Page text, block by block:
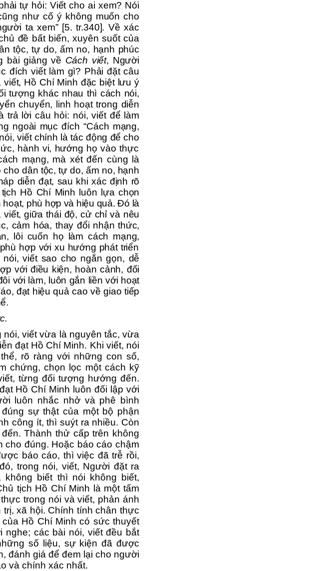
tự hỏi: Viết cho ai xem? Nói
như cố ý không muốn cho
ta xem”[5. tr.340]. Vềxác
đề bất biến, xuyên suốt của
tộc, tự do, ấm no, hạnh phúc
bài giảng về Cách viết, Người
đích viết làm gì? Phải đặt câu
viết, Hồ Chí Minh đặc biệt lưu ý
tượng khác nhau thì cách nói,
chuyển, linh hoạt trong diễn
trả lời câu hỏi: nói, viết để làm
ngoài mục đích “Cách mạng,
viết chính là tác động để cho
hành vi, hướng họ vào thực
mạng, mà xét đến cùng là
dân tộc, tự do, ấm no, hạnh
diễn đạt, sau khi xác định rõ
Hồ Chí Minh luôn lựa chọn
phù hợp và hiệu quả. Đó là
giữa thái độ, cử chỉ và nêu
cảm hóa, thay đổi nhận thức,
, lôi cuốn họ làm cách mạng,
hợp với xu hướng phát triển
viết sao cho ngắn gọn, dễ
vớiđiều kiện, hoàn cảnh, đối
với làm, luôn gắn liền với hoạt
đạt hiệu quả cao về giao tiếp
.
viết vừa là nguyên tắc, vừa
đạt Hồ Chí Minh. Khi viết, nói
rõ ràng với những con số,
chứng, chọn lọc một cách kỹ
từng đối tượng hướng đến.
Hồ Chí Minh luôn đối lập với
luôn nhắc nhở và phê bình
sự thật của một bộ phận
công ít, thì suýt ra nhiều. Còn
Thành thử cấp trên không
cho đúng. Hoặc báo cáo chậm
báo cáo, thì việc đã trễ rồi,
trong nói, viết, Người đặt ra
biết thì nói không biết,
tịch Hồ Chí Minh là một tấm
trong nói và viết, phản ánh
xã hội. Chính tính chân thực
Hồ Chí Minh có sức thuyết
các bài nói, viết đều bắt
số liệu, sự kiện đã được
đánh giá để đem lại cho người
và chính xác nhất.